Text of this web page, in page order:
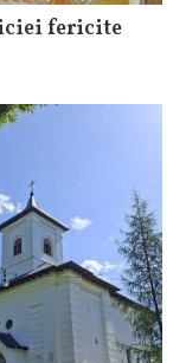
fericite